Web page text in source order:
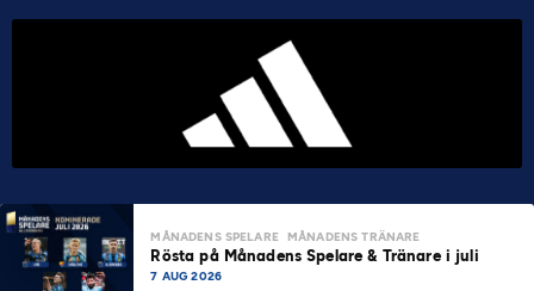
MÅNADENS SPELARE MÅNADENS TRÄNARE
Rösta på Månadens Spelare & Tränare i juli
7 AUG 2026